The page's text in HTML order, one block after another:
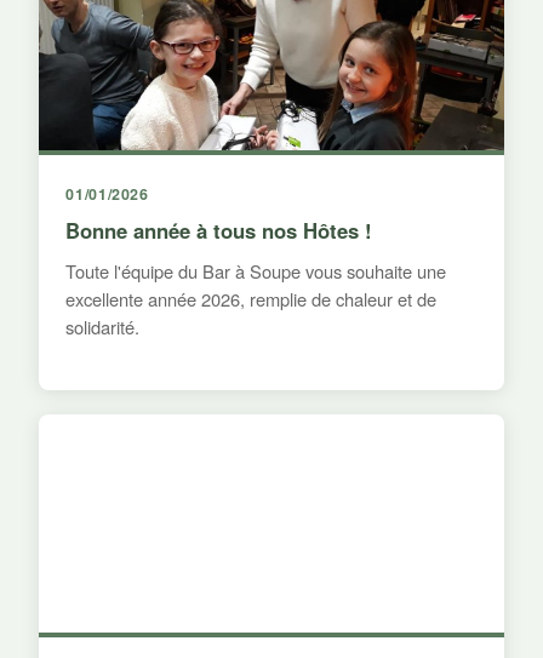
01/01/2026
Bonne année à tous nos Hôtes !
Toute l'équipe du Bar à Soupe vous souhaite une
excellente année 2026, remplie de chaleur et de
solidarité.